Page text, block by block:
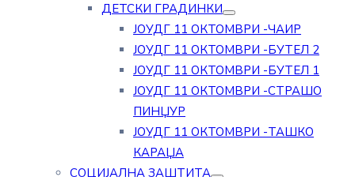
ДЕТСКИ ГРАДИНКИ
ЈОУДГ 11 ОКТОМВРИ -ЧАИР
ЈОУДГ 11 ОКТОМВРИ -БУТЕЛ 2
ЈОУДГ 11 ОКТОМВРИ -БУТЕЛ 1
ЈОУДГ 11 ОКТОМВРИ -СТРАШО
ПИНЏУР
ЈОУДГ 11 ОКТОМВРИ -ТАШКО
КАРАЏА
СОЦИЈАЛНА ЗАШТИТА